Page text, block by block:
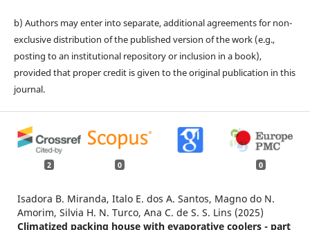
b) Authors may enter into separate, additional agreements for non-
exclusive distribution of the published version of the work (e.g.,
posting to an institutional repository or inclusion in a book),
provided that proper credit is given to the original publication in this
journal.
2 0 0
Isadora B. Miranda, Italo E. dos A. Santos, Magno do N.
Amorim, Silvia H. N. Turco, Ana C. de S. S. Lins (2025)
Climatized packing house with evaporative coolers - part